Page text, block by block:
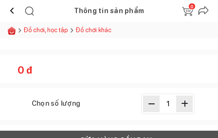
Thông tin sản phẩm
0
Đồ chơi, học tập Đồ chơi khác
0 đ
Chọn số lượng